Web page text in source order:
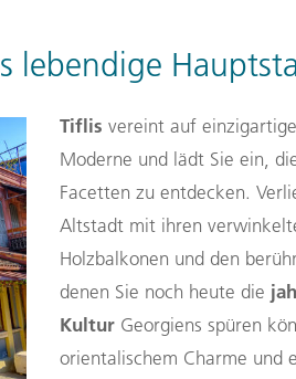
lebendige
Tiflis vereint auf
Moderne und lädt Sie ein,
Facetten zu entdecken.
Altstadt mit ihren
Holzbalkonen und den
denen Sie noch heute die
Kultur Georgiens spüren
orientalischem Charme und